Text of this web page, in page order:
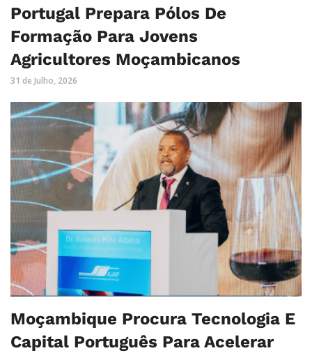
Portugal Prepara Pólos De
Formação Para Jovens
Agricultores Moçambicanos
31 de Julho, 2026
Moçambique Procura Tecnologia E
Capital Português Para Acelerar